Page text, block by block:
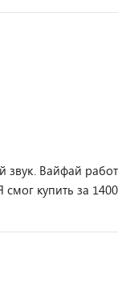
Вайфай
купить за